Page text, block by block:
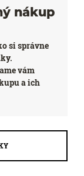
nákup
si správne
vám
a ich